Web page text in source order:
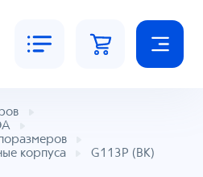
корпуса
G113P (BK)